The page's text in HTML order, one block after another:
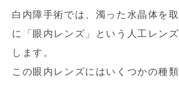
白内障手術では、濁った水晶体を
に「眼内レンズ」という人工レン
します。
この眼内レンズにはいくつかの種